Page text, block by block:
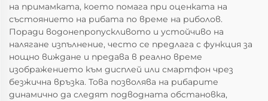
на примамката, което помага при оценката на
състоянието на рибата по време на риболов.
Поради водонепропускливото и устойчиво на
налягане изпълнение, често се предлага с функция за
нощно виждане и предава в реално време
изображението към дисплей или смартфон чрез
безжична връзка. Това позволява на рибарите
динамично да следят подводната обстановка,